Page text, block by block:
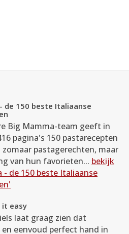
de 150 beste Italiaanse
Big Mamma-team geeft in
pagina's 150 pastarecepten
zomaar pastagerechten, maar
van hun favorieten... bekijk
- de 150 beste Italiaanse
it easy
laat graag zien dat
eenvoud perfect hand in